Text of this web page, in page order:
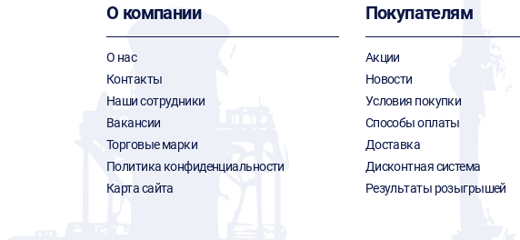
О компании
О нас
Контакты
Наши сотрудники
Вакансии
Торговые марки
Политика конфиденциальности
Карта сайта
Покупателям
Акции
Новости
Условия покупки
Способы оплаты
Доставка
Дисконтная система
Результаты розыгрышей